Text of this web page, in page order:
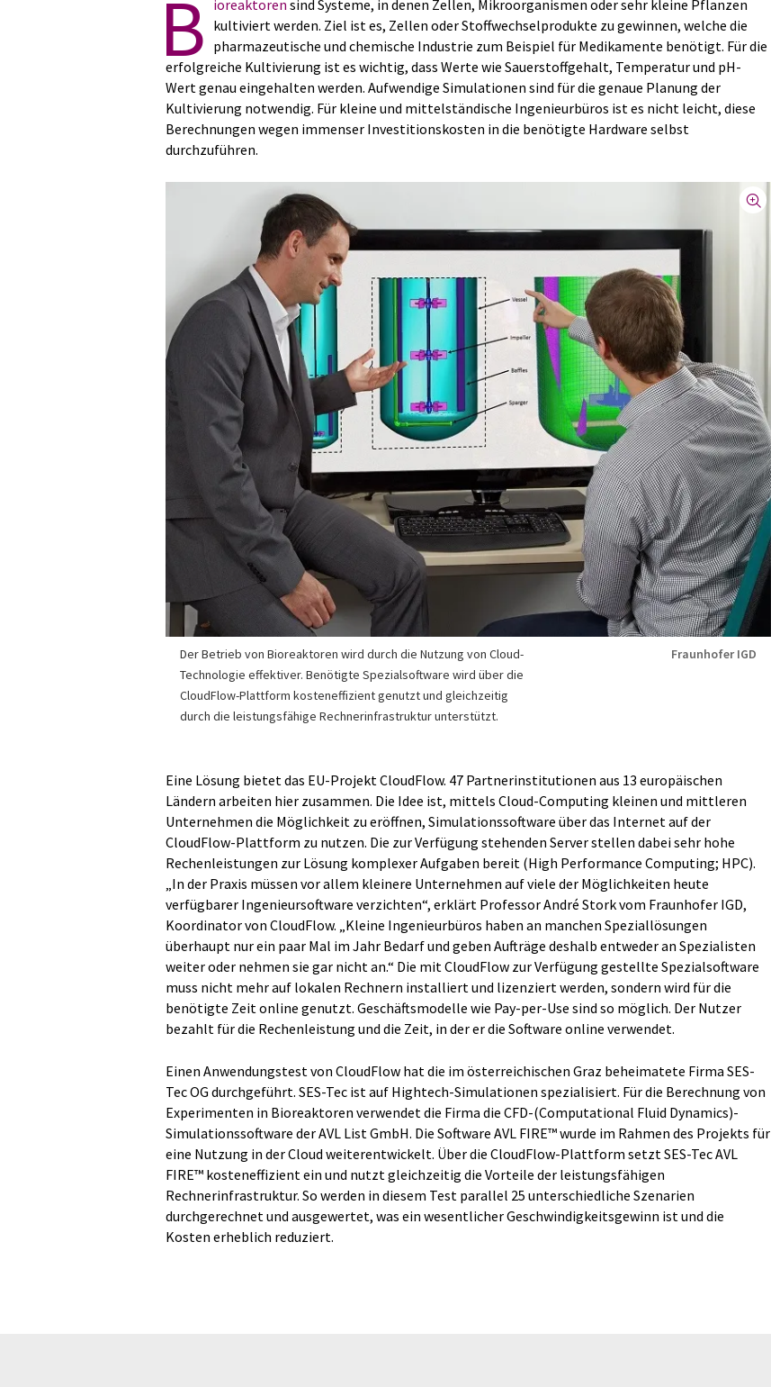
B ioreaktoren sind Systeme, in denen Zellen, Mikroorganismen oder sehr kleine Pflanzen
kultiviert werden. Ziel ist es, Zellen oder Stoffwechselprodukte zu gewinnen, welche die
pharmazeutische und chemische Industrie zum Beispiel für Medikamente benötigt. Für die
erfolgreiche Kultivierung ist es wichtig, dass Werte wie Sauerstoffgehalt, Temperatur und pH-
Wert genau eingehalten werden. Aufwendige Simulationen sind für die genaue Planung der
Kultivierung notwendig. Für kleine und mittelständische Ingenieurbüros ist es nicht leicht, diese
Berechnungen wegen immenser Investitionskosten in die benötigte Hardware selbst
durchzuführen.
Der Betrieb von Bioreaktoren wird durch die Nutzung von Cloud-
Technologie effektiver. Benötigte Spezialsoftware wird über die
CloudFlow-Plattform kosteneffizient genutzt und gleichzeitig
durch die leistungsfähige Rechnerinfrastruktur unterstützt.
Fraunhofer IGD
Eine Lösung bietet das EU-Projekt CloudFlow. 47 Partnerinstitutionen aus 13 europäischen
Ländern arbeiten hier zusammen. Die Idee ist, mittels Cloud-Computing kleinen und mittleren
Unternehmen die Möglichkeit zu eröffnen, Simulationssoftware über das Internet auf der
CloudFlow-Plattform zu nutzen. Die zur Verfügung stehenden Server stellen dabei sehr hohe
Rechenleistungen zur Lösung komplexer Aufgaben bereit (High Performance Computing; HPC).
„In der Praxis müssen vor allem kleinere Unternehmen auf viele der Möglichkeiten heute
verfügbarer Ingenieursoftware verzichten“, erklärt Professor André Stork vom Fraunhofer IGD,
Koordinator von CloudFlow. „Kleine Ingenieurbüros haben an manchen Speziallösungen
überhaupt nur ein paar Mal im Jahr Bedarf und geben Aufträge deshalb entweder an Spezialisten
weiter oder nehmen sie gar nicht an.“ Die mit CloudFlow zur Verfügung gestellte Spezialsoftware
muss nicht mehr auf lokalen Rechnern installiert und lizenziert werden, sondern wird für die
benötigte Zeit online genutzt. Geschäftsmodelle wie Pay-per-Use sind so möglich. Der Nutzer
bezahlt für die Rechenleistung und die Zeit, in der er die Software online verwendet.
Einen Anwendungstest von CloudFlow hat die im österreichischen Graz beheimatete Firma SES-
Tec OG durchgeführt. SES-Tec ist auf Hightech-Simulationen spezialisiert. Für die Berechnung von
Experimenten in Bioreaktoren verwendet die Firma die CFD-(Computational Fluid Dynamics)-
Simulationssoftware der AVL List GmbH. Die Software AVL FIRE™ wurde im Rahmen des Projekts für
eine Nutzung in der Cloud weiterentwickelt. Über die CloudFlow-Plattform setzt SES-Tec AVL
FIRE™ kosteneffizient ein und nutzt gleichzeitig die Vorteile der leistungsfähigen
Rechnerinfrastruktur. So werden in diesem Test parallel 25 unterschiedliche Szenarien
durchgerechnet und ausgewertet, was ein wesentlicher Geschwindigkeitsgewinn ist und die
Kosten erheblich reduziert.